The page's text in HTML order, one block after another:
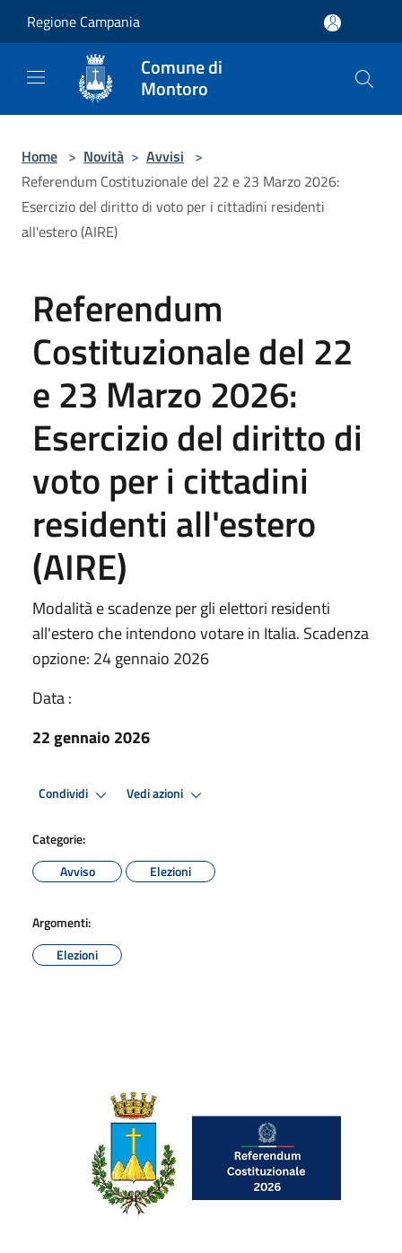
Regione Campania
Comune di
Montoro
Home > Novità > Avvisi >
Referendum Costituzionale del 22 e 23 Marzo 2026:
Esercizio del diritto di voto per i cittadini residenti
all'estero (AIRE)
Referendum
Costituzionale del 22
e 23 Marzo 2026:
Esercizio del diritto di
voto per i cittadini
residenti all'estero
(AIRE)
Modalità e scadenze per gli elettori residenti
all'estero che intendono votare in Italia. Scadenza
opzione: 24 gennaio 2026
Data :
22 gennaio 2026
Condividi Vedi azioni
Categorie:
Avviso
Elezioni
Argomenti:
Elezioni